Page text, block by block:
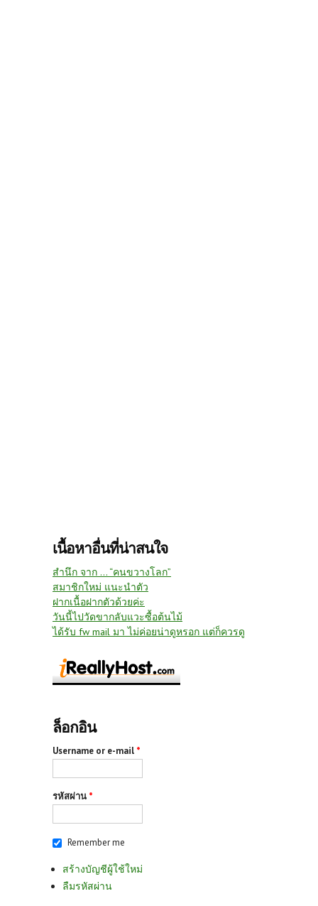
เนื้อหาอื่นที่น่าสนใจ
สำนึก จาก ... “คนขวางโลก”
สมาชิกใหม่ แนะนำตัว
ฝากเนื้อฝากตัวด้วยค่ะ
วันนี้ไปวัดขากลับแวะซื้อต้นไม้
ได้รับ fw mail มา ไม่ค่อยน่าดูหรอก แต่ก็ควรดู
ล็อกอิน
Username or e-mail *
รหัสผ่าน *
Remember me
สร้างบัญชีผู้ใช้ใหม่
ลืมรหัสผ่าน